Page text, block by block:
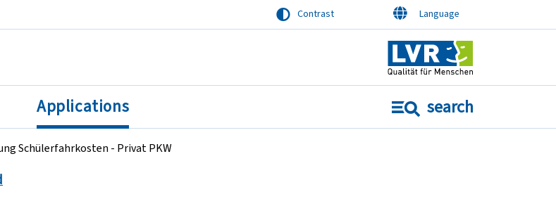
Contrast Language
Applications search
Schülerfahrkosten - Privat PKW